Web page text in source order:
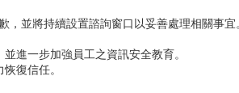
並將持續設置諮詢窗口以妥善處理相關事宜
進一步加強員工之資訊安全教育。
復信任。